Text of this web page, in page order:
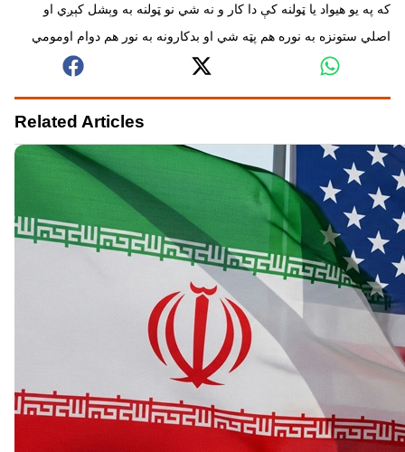
که په یو هیواد یا ټولنه کې دا کار و نه شي نو ټولنه به وېشل کېږي او
اصلي ستونزه به نوره هم پټه شي او بدکارونه به نور هم دوام اومومي
Related Articles